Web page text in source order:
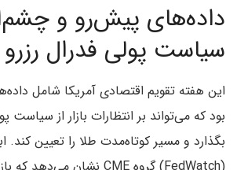
داده‌های پیش‌رو و
سیاست پولی فدرال رزرو
این هفته تقویم اقتصادی آمریکا شامل
بود که می‌تواند بر انتظارات بازار از سیاست
بگذارد و مسیر کوتاه‌مدت طلا را تعیین کند.